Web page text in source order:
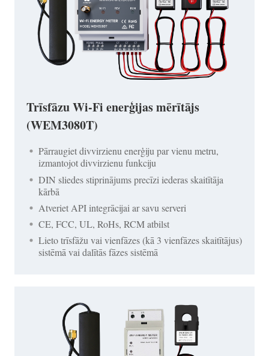
Trīsfāzu Wi-Fi enerģijas mērītājs
(WEM3080T)
Pārraugiet divvirzienu enerģiju par vienu metru,
izmantojot divvirzienu funkciju
DIN sliedes stiprinājums precīzi iederas skaitītāja
kārbā
Atveriet API integrācijai ar savu serveri
CE, FCC, UL, RoHs, RCM atbilst
Lieto trīsfāžu vai vienfāzes (kā 3 vienfāzes skaitītājus)
sistēmā vai dalītās fāzes sistēmā